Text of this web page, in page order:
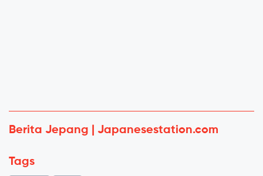
Berita Jepang | Japanesestation.com
Tags